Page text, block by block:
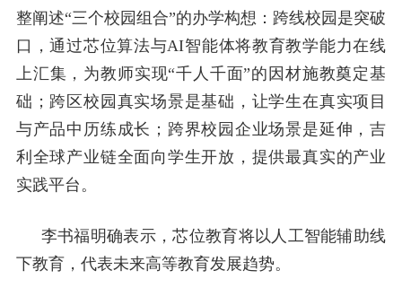
整阐述“三个校园组合”的办学构想：跨线校园是突破
口，通过芯位算法与AI智能体将教育教学能力在线
上汇集，为教师实现“千人千面”的因材施教奠定基
础；跨区校园真实场景是基础，让学生在真实项目
与产品中历练成长；跨界校园企业场景是延伸，吉
利全球产业链全面向学生开放，提供最真实的产业
实践平台。
李书福明确表示，芯位教育将以人工智能辅助线
下教育，代表未来高等教育发展趋势。